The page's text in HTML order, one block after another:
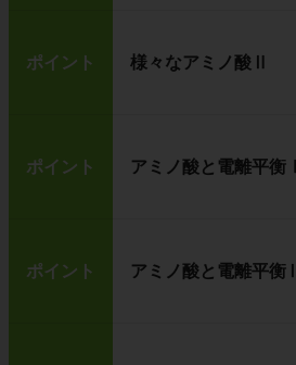
ポイント 様々なアミノ酸Ⅱ
ポイント アミノ酸と電離平衡Ⅰ
ポイント アミノ酸と電離平衡Ⅱ